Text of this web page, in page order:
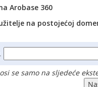
Arobase 360
na postojećoj
se samo na sljedeće